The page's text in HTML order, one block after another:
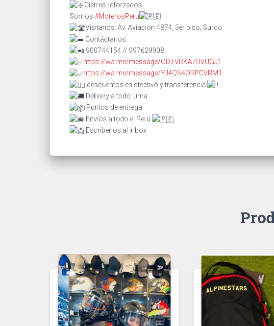
Cierres reforzados.
Somos #MoterosPeru
Visitanos: Av. Aviación 4874, 3er piso, Surco.
Contáctanos:
900744154 // 997629908
https://wa.me/message/ODTVRKA7DVUGJ1
https://wa.me/message/YJ4QS4ORPCVRM1
descuentos en efectivo y transferencia
Delivery a todo Lima
Puntos de entrega
Envíos a todo el Perú
Escríbenos al inbox